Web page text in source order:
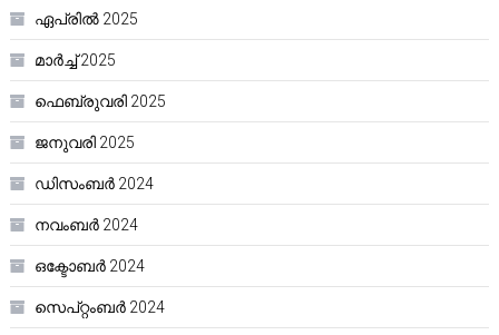
ഏപ്രിൽ 2025
മാർച്ച്‌ 2025
ഫെബ്രുവരി 2025
ജനുവരി 2025
ഡിസംബർ 2024
നവംബർ 2024
ഒക്ടോബർ 2024
സെപ്റ്റംബർ 2024